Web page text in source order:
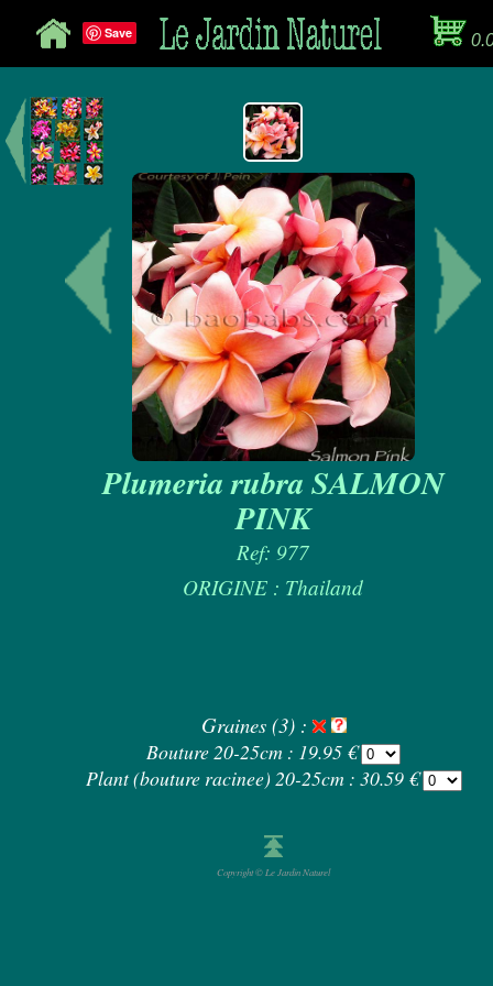
Save
Plumeria rubra SALMON
PINK
Ref: 977
ORIGINE : Thailand
Graines (3) :
Bouture 20-25cm : 19.95 €
Plant (bouture racinee) 20-25cm : 30.59 €
Copyright © Le Jardin Naturel